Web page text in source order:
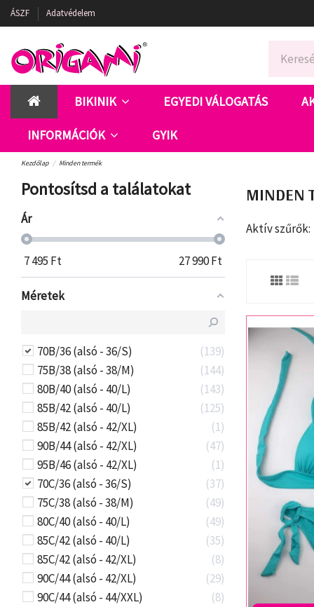
ÁSZF Adatvédelem
BIKINIK EGYEDI VÁLOGATÁS
INFORMÁCIÓK GYIK
Kezdőlap Minden termék
MINDEN
Aktív szűrők:
Pontosítsd a találatokat
Ár
7 495 Ft 27 990Ft
Méretek
70B/36 (alsó - 36/S)
139
75B/38 (alsó - 38/M)
144
80B/40 (alsó - 40/L)
143
85B/42 (alsó - 40/L)
125
85B/42 (alsó - 42/XL)
1
90B/44 (alsó - 42/XL)
47
95B/46 (alsó - 42/XL)
1
70C/36 (alsó - 36/S)
37
75C/38 (alsó - 38/M)
49
80C/40 (alsó - 40/L)
49
85C/42 (alsó - 40/L)
35
85C/42 (alsó - 42/XL)
8
90C/44 (alsó - 42/XL)
29
90C/44 (alsó - 44/XXL)
8